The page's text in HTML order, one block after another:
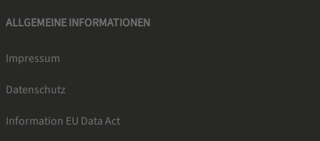
ALLGEMEINE INFORMATIONEN
Impressum
Datenschutz
Information EU Data Act